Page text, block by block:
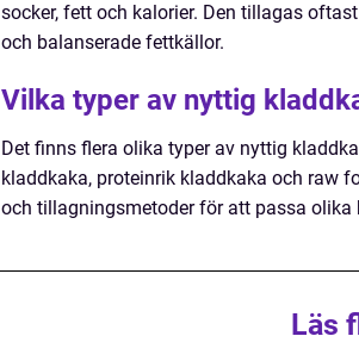
socker, fett och kalorier. Den tillagas
och balanserade fettkällor.
Vilka typer av nyttig
Det finns flera olika typer av nyttig
kladdkaka, proteinrik kladdkaka och raw
och tillagningsmetoder för att passa olika
Läs